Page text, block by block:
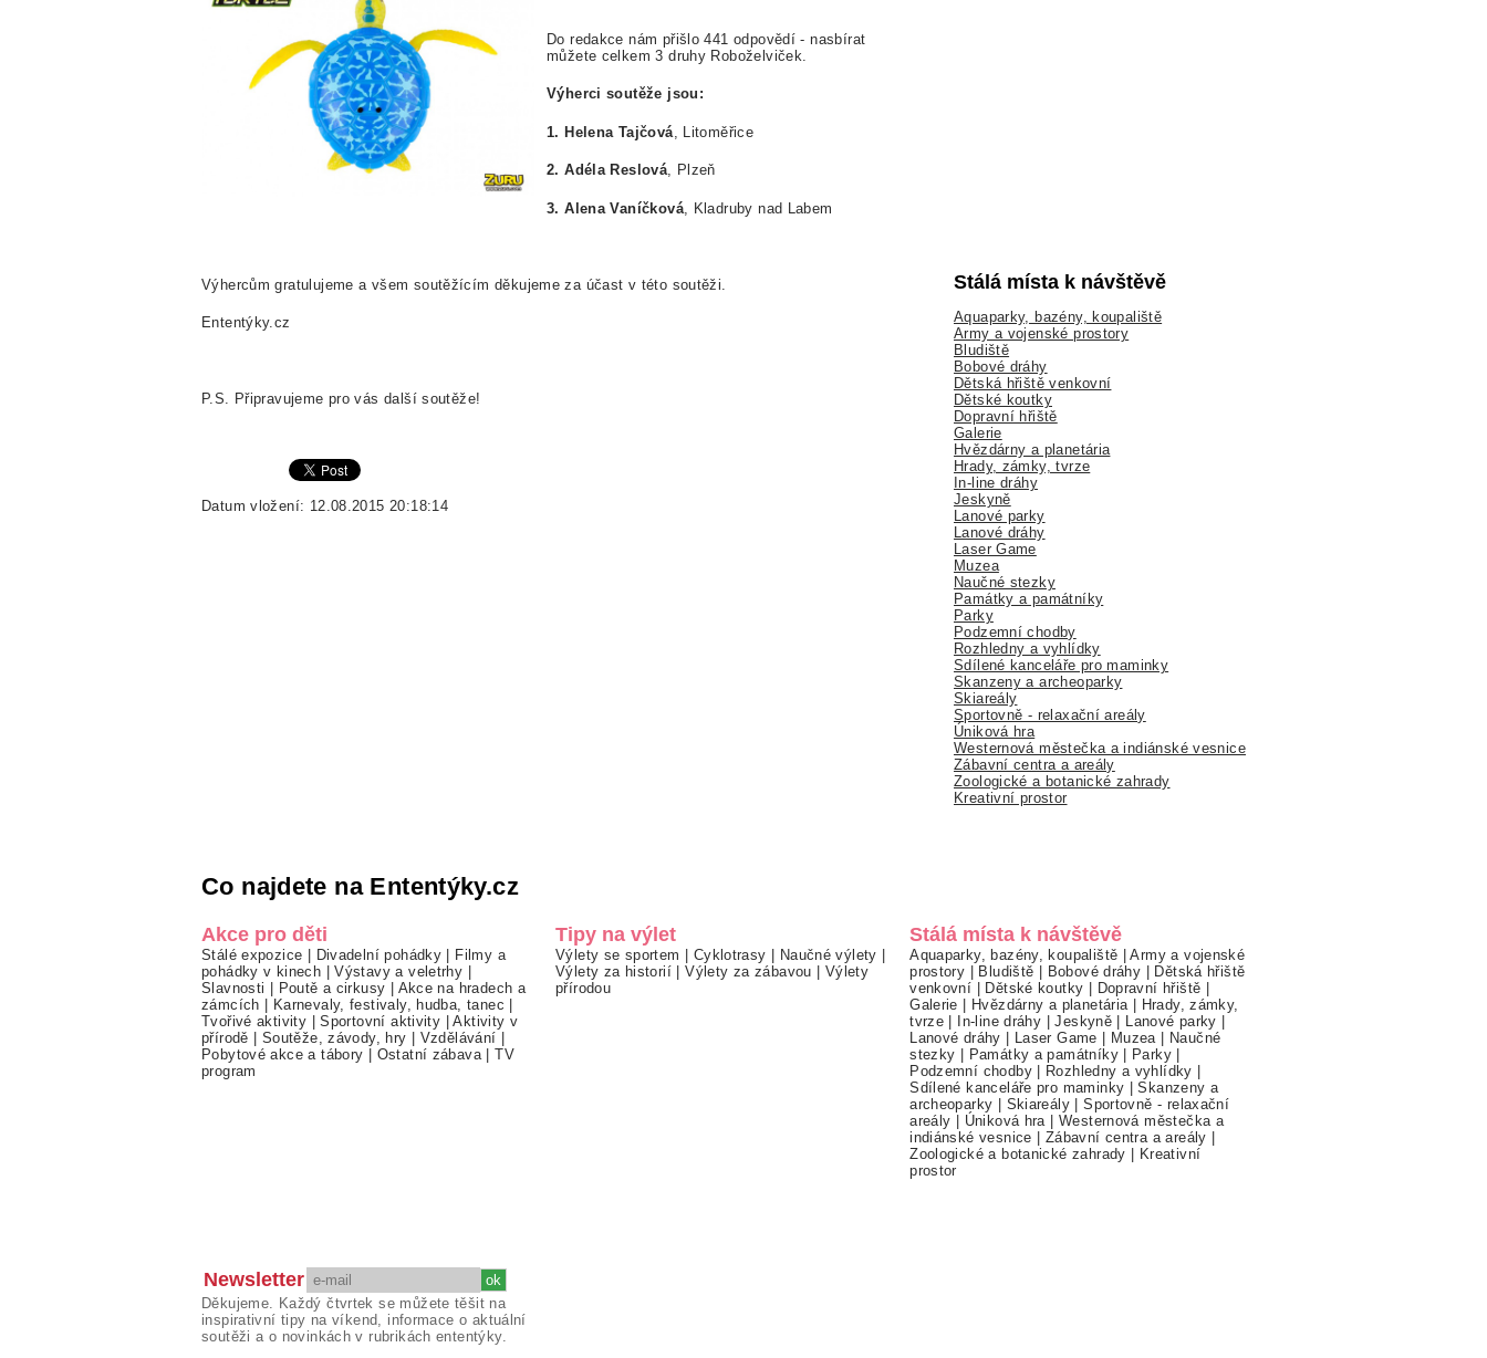
Do redakce nám přišlo 441 odpovědí - nasbírat
můžete celkem 3 druhy Roboželviček.
Výherci soutěže jsou:
1. Helena Tajčová , Litoměřice
2. Adéla Reslová, Plzeň
3. Alena Vaníčková, Kladruby nad Labem
Výhercům gratulujeme a všem soutěžícím děkujeme za účast v této soutěži.
Ententýky.cz
P.S. Připravujeme pro vás další soutěže!
Datum vložení: 12.08.2015 20:18:14
Stálá místa k návštěvě
Aquaparky, bazény, koupaliště
Army a vojenské prostory
Bludiště
Bobové dráhy
Dětská hřiště venkovní
Dětské koutky
Dopravní hřiště
Galerie
Hvězdárny a planetária
Hrady, zámky, tvrze
In-line dráhy
Jeskyně
Lanové parky
Lanové dráhy
Laser Game
Muzea
Naučné stezky
Památky a památníky
Parky
Podzemní chodby
Rozhledny a vyhlídky
Sdílené kanceláře pro maminky
Skanzeny a archeoparky
Skiareály
Sportovně - relaxační areály
Úniková hra
Westernová městečka a indiánské vesnice
Zábavní centra a areály
Zoologické a botanické zahrady
Kreativní prostor
Co najdete na Ententýky.cz
Akce pro děti
Stálé expozice | Divadelní pohádky | Filmy a
pohádky v kinech |Výstavy a veletrhy |
Slavnosti | Poutě a cirkusy | Akce na hradech a
zámcích | Karnevaly, festivaly, hudba, tanec |
Tvořivé aktivity |Sportovní aktivity |Aktivity v
přírodě | Soutěže, závody, hry | Vzdělávání |
Pobytové akce a tábory | Ostatní zábava |TV
program
Tipy na výlet
Výlety se sportem | Cyklotrasy | Naučné výlety |
Výlety za historií |Výlety za zábavou | Výlety
přírodou
Stálá místa k návštěvě
Aquaparky, bazény, koupaliště |Army a vojenské
prostory | Bludiště | Bobové dráhy | Dětská hřiště
venkovní | Dětské koutky | Dopravní hřiště |
Galerie | Hvězdárny a planetária | Hrady, zámky,
tvrze | In-line dráhy |Jeskyně | Lanové parky |
Lanové dráhy | Laser Game | Muzea | Naučné
stezky | Památky a památníky| Parky |
Podzemní chodby| Rozhledny a vyhlídky |
Sdílené kanceláře pro maminky |Skanzeny a
archeoparky | Skiareály |Sportovně - relaxační
areály | Úniková hra |Westernová městečka a
indiánské vesnice | Zábavní centra a areály |
Zoologické a botanické zahrady | Kreativní
prostor
Newsletter
Děkujeme. Každý čtvrtek se můžete těšit na
inspirativní tipy na víkend, informace o aktuální
soutěži a o novinkách v rubrikách ententýky.